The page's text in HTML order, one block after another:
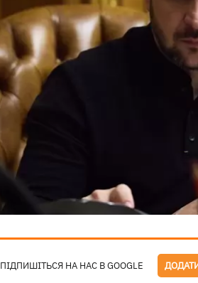
ПІДПИШІТЬСЯ НА НАС В GOOGLE